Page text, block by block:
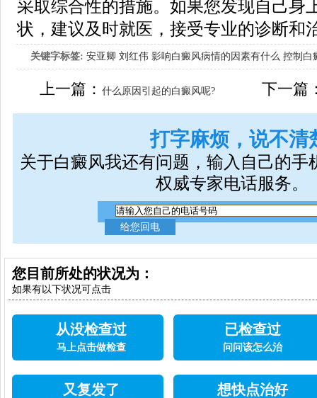
采取综合性的措施。如果您发现自己身
状，建议及时就医，接受专业的诊断和
关键字标签: 安亚卿 刘红伟 影响白癜风病情的因素有什么 控制白
女生应该如何治疗呢
上一篇：什么原因引起的白癜风呢? 下一篇
打字麻烦，说不清
关于白癜风我还有问题，输入自己的手
权威专家电话服务。
您目前所处的状况为：
如果有以下状况可点击
从没检查过
马上点击做检查
已检查过
问问该怎么治
又复发了 想快点治好